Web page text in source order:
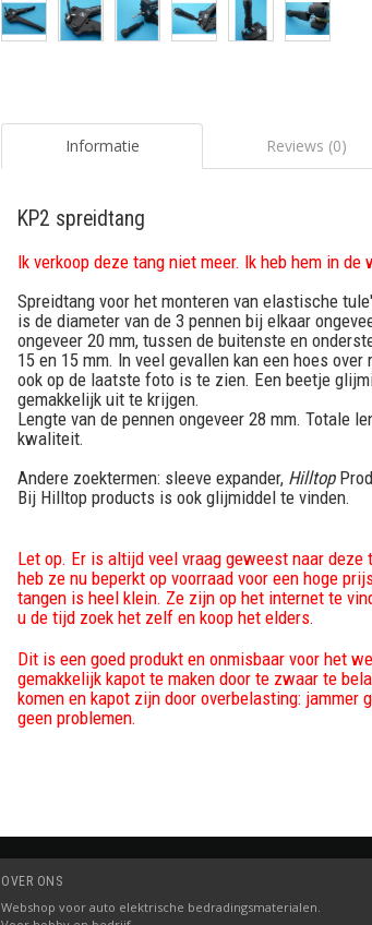
Informatie Reviews (0)
KP2 spreidtang
Ik verkoop deze tang niet meer. Ik heb hem in
Spreidtang voor het monteren van elastische
is de diameter van de 3 pennen bij elkaar
ongeveer 20 mm, tussen de buitenste en
15 en 15 mm. In veel gevallen kan een hoes
ook op de laatste foto is te zien. Een beetje
gemakkelijk uit te krijgen.
Lengte van de pennen ongeveer 28 mm. Totale
kwaliteit.
Andere zoektermen: sleeve expander, Hilltop
Bij Hilltop products is ook glijmiddel te vinden.
Let op. Er is altijd veel vraag geweest naar
heb ze nu beperkt op voorraad voor een hoge
tangen is heel klein. Ze zijn op het internet te
u de tijd zoek het zelf en koop het elders.
Dit is een goed produkt en onmisbaar voor het
gemakkelijk kapot te maken door te zwaar te
komen en kapot zijn door overbelasting:
geen problemen.
OVER ONS
Webshop voor auto elektrische bedradingsmaterialen.